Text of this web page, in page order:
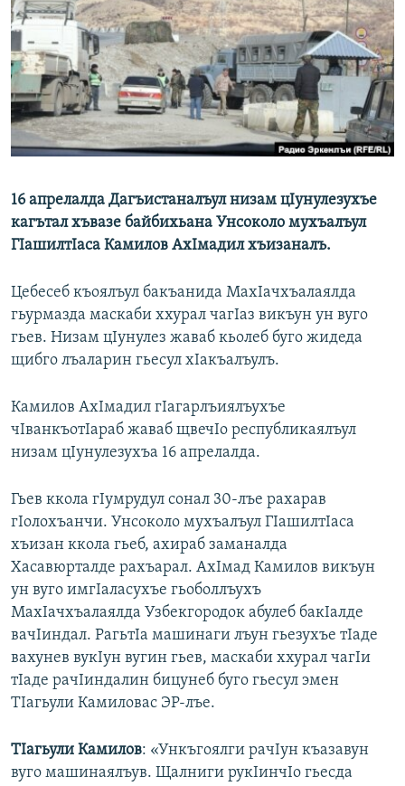
РАСПИСАНИЕ ВЕЩАНИЯ
ПОДПИШИТЕСЬ НА РАССЫЛКУ
СОЦИАЛЬНЫЕ СЕТИ
Все сайты РСЕ/РС
16 апрелалда Дагъистаналъул низам цIунулезухъе
кагътал хъвазе байбихьана Унсоколо мухъалъул
ГIашилтIаса Камилов АхIмадил хъизаналъ.
Цебесеб къоялъул бакъанида МахIачхъалаялда
гьурмазда маскаби ххурал чагIаз викъун ун вуго
гьев. Низам цIунулез жаваб кьолеб буго жидеда
щибго лъаларин гьесул хIакъалъулъ.
Камилов АхIмадил гIагарлъиялъухъе
чIванкъотIараб жаваб щвечIо республикаялъул
низам цIунулезухъа 16 апрелалда.
Гьев ккола гIумрудул сонал 30-лъе рахарав
гIолохъанчи. Унсоколо мухъалъул ГIашилтIаса
хъизан ккола гьеб, ахираб заманалда
Хасавюрталде рахъарал. АхIмад Камилов викъун
ун вуго имгIаласухъе гьоболлъухъ
МахIачхъалаялда Узбекгородок абулеб бакIалде
вачIиндал. РагьтIа машинаги лъун гьезухъе тIаде
вахунев вукIун вугин гьев, маскаби ххурал чагIи
тIаде рачIиндалин бицунеб буго гьесул эмен
ТIагьули Камиловас ЭР-лъе.
ТIагьули Камилов: «Ункъгоялги рачIун къазавун
вуго машинаялъув. Щалниги рукIинчIо гьесда